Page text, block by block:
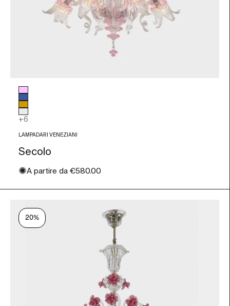
Colore vetro
Rosa
Blu
Ambra
Trasparente
+6
LAMPADARI VENEZIANI
Secolo
✺Prezzo scontato
A partire da €580.00
20%